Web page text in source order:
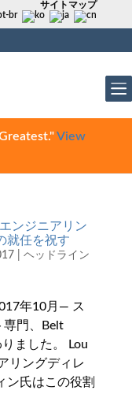
サイトマップ
View
ンジニアリン
就任を祝す
ヘッドライン
年10月— ス
専門、Belt
ました。 Lou
リングディレ
ン氏はこの役割